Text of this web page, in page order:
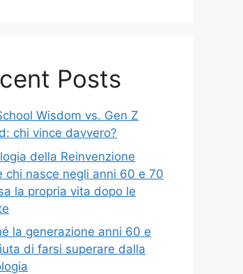
Posts
Wisdom vs. Gen Z
chi vince davvero?
della Reinvenzione
chi nasce negli anni 60 e 70
la propria vita dopo le
la generazione anni 60 e
di farsi superare dalla